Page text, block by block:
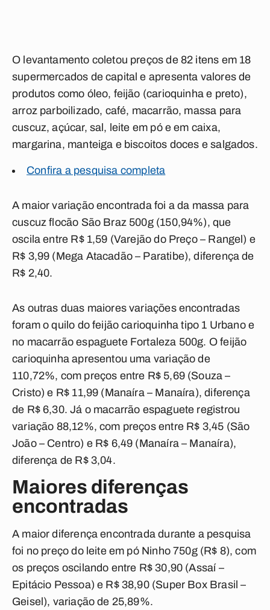
O levantamento coletou preços de 82 itens em 18
supermercados de capital e apresenta valores de
produtos como óleo, feijão (carioquinha e preto),
arroz parboilizado, café, macarrão, massa para
cuscuz, açúcar, sal, leite em pó e em caixa,
margarina, manteiga e biscoitos doces e salgados.
Confira a pesquisa completa
A maior variação encontrada foi a da massa para
cuscuz flocão São Braz 500g (150,94%), que
oscila entre R$ 1,59 (Varejão do Preço – Rangel) e
R$ 3,99 (Mega Atacadão – Paratibe), diferença de
R$ 2,40.
As outras duas maiores variações encontradas
foram o quilo do feijão carioquinha tipo 1 Urbano e
no macarrão espaguete Fortaleza 500g. O feijão
carioquinha apresentou uma variação de
110,72%, com preços entre R$ 5,69 (Souza –
Cristo) e R$ 11,99 (Manaíra – Manaíra), diferença
de R$ 6,30. Já o macarrão espaguete registrou
variação 88,12%, com preços entre R$ 3,45 (São
João – Centro) e R$ 6,49 (Manaíra – Manaíra),
diferença de R$ 3,04.
Maiores diferenças
encontradas
A maior diferença encontrada durante a pesquisa
foi no preço do leite em pó Ninho 750g (R$ 8), com
os preços oscilando entre R$ 30,90 (Assaí –
Epitácio Pessoa) e R$ 38,90 (Super Box Brasil –
Geisel), variação de 25,89%.